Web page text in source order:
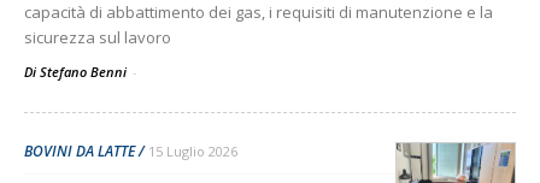
capacità di abbattimento dei gas, i requisiti di manutenzione e la
sicurezza sul lavoro
Di Stefano Benni -
BOVINI DA LATTE 15 Luglio 2026